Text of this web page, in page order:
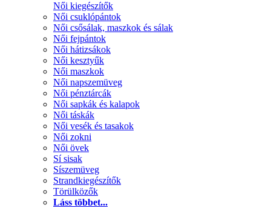
Női kiegészítők
Női csuklópántok
Női csősálak, maszkok és sálak
Női fejpántok
Női hátizsákok
Női kesztyűk
Női maszkok
Női napszemüveg
Női pénztárcák
Női sapkák és kalapok
Női táskák
Női vesék és tasakok
Női zokni
Női övek
Sí sisak
Síszemüveg
Strandkiegészítők
Törülközők
Láss többet...